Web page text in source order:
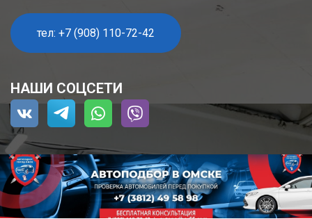
тел: +7 (908) 110-72-42
НАШИ СОЦСЕТИ